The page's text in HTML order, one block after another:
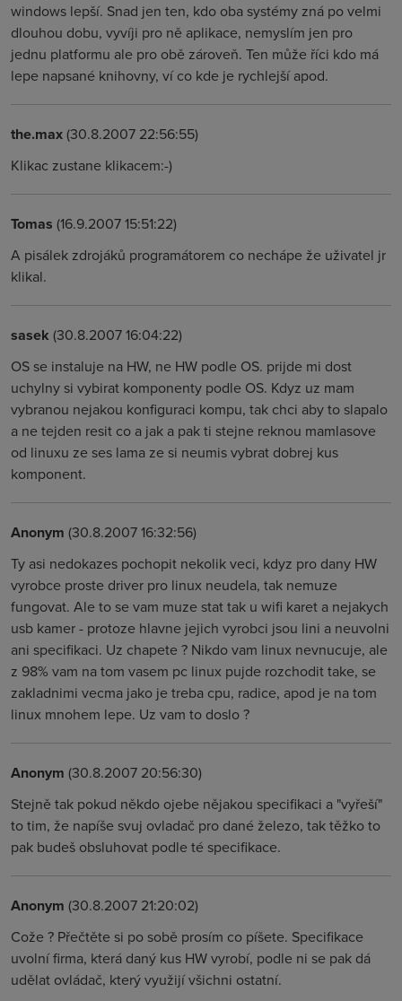
windows lepší. Snad jen ten, kdo oba systémy zná po velmi
dlouhou dobu, vyvíji pro ně aplikace, nemyslím jen pro
jednu platformu ale pro obě zároveň. Ten může říci kdo má
lepe napsané knihovny, ví co kde je rychlejší apod.
the.max(30.8.2007 22:56:55)
Klikac zustane klikacem:-)
Tomas (16.9.2007 15:51:22)
A pisálek zdrojáků programátorem co nechápe že uživatel jr
klikal.
sasek (30.8.2007 16:04:22)
OS se instaluje na HW, ne HW podle OS. prijde mi dost
uchylny si vybirat komponenty podle OS. Kdyz uz mam
vybranou nejakou konfiguraci kompu, tak chci aby to slapalo
a ne tejden resit co a jak a pak ti stejne reknou mamlasove
od linuxu ze ses lama ze si neumis vybrat dobrej kus
komponent.
Anonym (30.8.2007 16:32:56)
Ty asi nedokazes pochopit nekolik veci, kdyz pro dany HW
vyrobce proste driver pro linux neudela, tak nemuze
fungovat. Ale to se vam muze stat tak u wifi karet a nejakych
usb kamer - protoze hlavne jejich vyrobci jsou lini a neuvolni
ani specifikaci. Uz chapete ? Nikdo vam linux nevnucuje, ale
z 98% vam na tom vasem pc linux pujde rozchodit take, se
zakladnimi vecma jako je treba cpu, radice, apod je na tom
linux mnohem lepe. Uz vam to doslo ?
Anonym (30.8.2007 20:56:30)
Stejně tak pokud někdo ojebe nějakou specifikaci a "vyřeší"
to tim, že napíše svuj ovladač pro dané železo, tak těžko to
pak budeš obsluhovat podle té specifikace.
Anonym (30.8.2007 21:20:02)
Cože ? Přečtěte si po sobě prosím co píšete. Specifikace
uvolní firma, která daný kus HW vyrobí, podle ni se pak dá
udělat ovládač, který využijí všichni ostatní.